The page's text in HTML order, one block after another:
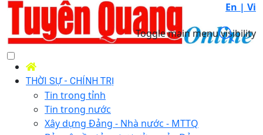
En | Vi
Toggle main menu visibility
THỜI SỰ - CHÍNH TRỊ
Tin trong tỉnh
Tin trong nước
Xây dựng Đảng - Nhà nước - MTTQ